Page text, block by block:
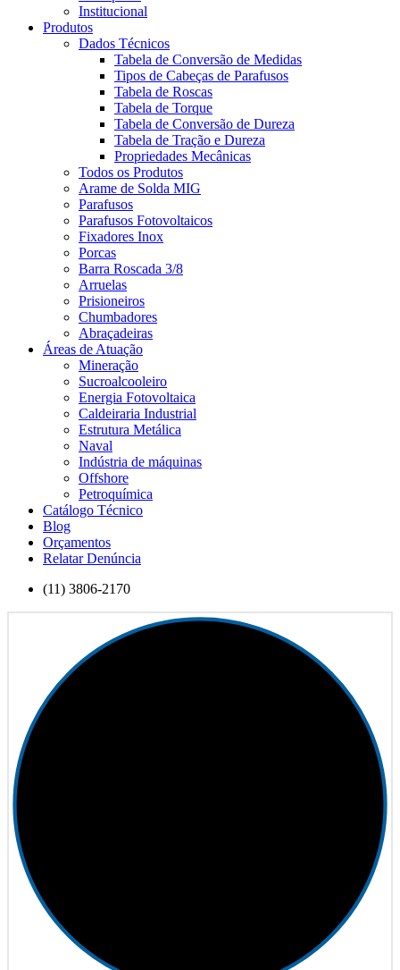
Institucional
Produtos
Dados Técnicos
Tabela de Conversão de Medidas
Tipos de Cabeças de Parafusos
Tabela de Roscas
Tabela de Torque
Tabela de Conversão de Dureza
Tabela de Tração e Dureza
Propriedades Mecânicas
Todos os Produtos
Arame de Solda MIG
Parafusos
Parafusos Fotovoltaicos
Fixadores Inox
Porcas
Barra Roscada 3/8
Arruelas
Prisioneiros
Chumbadores
Abraçadeiras
Áreas de Atuação
Mineração
Sucroalcooleiro
Energia Fotovoltaica
Caldeiraria Industrial
Estrutura Metálica
Naval
Indústria de máquinas
Offshore
Petroquímica
Catálogo Técnico
Blog
Orçamentos
Relatar Denúncia
(11) 3806-2170